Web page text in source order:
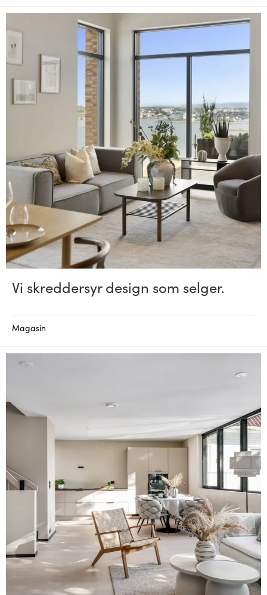
Vi skreddersyr design som selger.
Magasin